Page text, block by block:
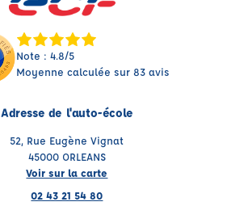
Note : 4.8/5
Moyenne calculée sur 83 avis
Adresse de l'auto-école
52, Rue Eugène Vignat
45000 ORLEANS
Voir sur la carte
02 43 21 54 80